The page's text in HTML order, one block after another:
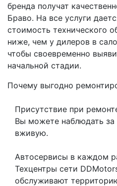
бренда получат
Браво. На все услуги
стоимость технического
ниже, чем у дилеров в
чтобы своевременно
начальной стадии.
Почему выгодно
Присутствие при
Вы можете наблюдать
вживую.
Автосервисы в каждом
Техцентры сети
обслуживают